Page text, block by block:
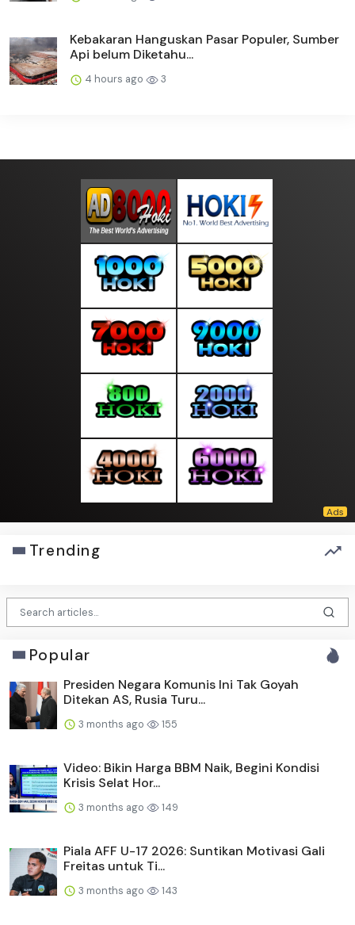
Kebakaran Hanguskan Pasar Populer, Sumber
Api belum Diketahu...
4 hours ago 3
Trending
Popular
Presiden Negara Komunis Ini Tak Goyah
Ditekan AS, Rusia Turu...
3 months ago 155
Video: Bikin Harga BBM Naik, Begini Kondisi
Krisis Selat Hor...
3 months ago 149
Piala AFF U-17 2026: Suntikan Motivasi Gali
Freitas untuk Ti...
3 months ago 143